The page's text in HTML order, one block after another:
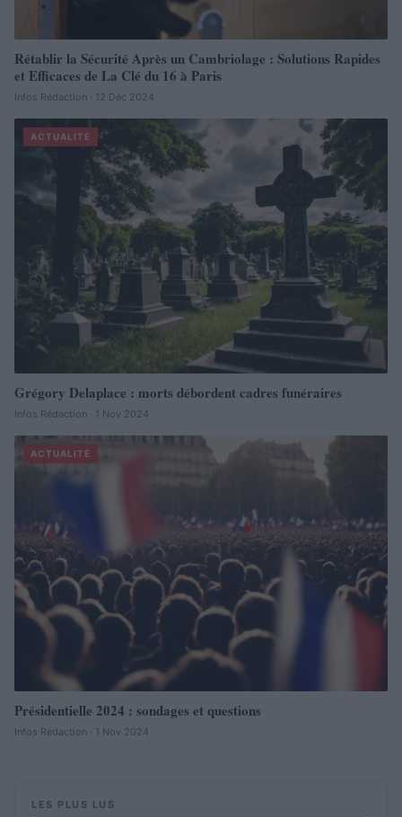
Rétablir la Sécurité Après un Cambriolage : Solutions Rapides
et Efficaces de La Clé du 16 à Paris
Infos Rédaction · 12 Déc 2024
ACTUALITÉ
Grégory Delaplace : morts débordent cadres funéraires
Infos Rédaction · 1 Nov 2024
ACTUALITÉ
Présidentielle 2024 : sondages et questions
Infos Rédaction · 1 Nov 2024
LES PLUS LUS